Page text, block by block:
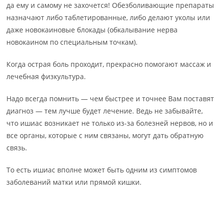
да ему и самому не захочется! Обезболивающие препараты
назначают либо таблетированные, либо делают уколы или
даже новокаиновые блокады (обкалывание нерва
новокаином по специальным точкам).
Когда острая боль проходит, прекрасно помогают массаж и
лечебная физкультура.
Надо всегда помнить — чем быстрее и точнее Вам поставят
диагноз — тем лучше будет лечение. Ведь не забывайте,
что ишиас возникает не только из-за болезней нервов, но и
все органы, которые с ним связаны, могут дать обратную
связь.
То есть ишиас вполне может быть одним из симптомов
заболеваний матки или прямой кишки.